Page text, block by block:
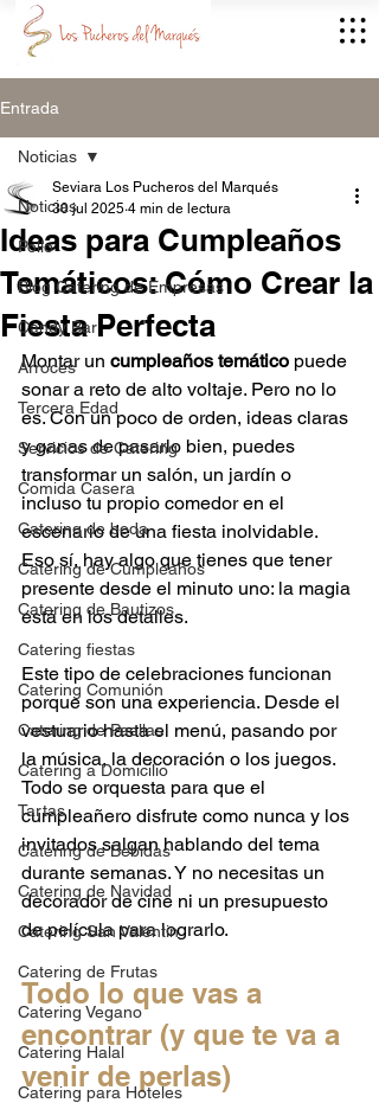
Entrada
Noticias
Pollo
Blog Catering de Empresas
Candy Bar
Arroces
Tercera Edad
Servicios de Catering
Comida Casera
Catering de boda
Catering de Cumpleaños
Catering de Bautizos
Catering fiestas
Catering Comunión
Catering de Paellas
Catering a Domicilio
Tartas
Catering de Bebidas
Catering de Navidad
Catering San Valentin
Catering de Frutas
Catering Vegano
Catering Halal
Catering para Hoteles
Noticias
Ideas para Cumpleaños
Temáticos: Cómo Crear la
Fiesta Perfecta
Seviara Los Pucheros del Marqués
30 jul 2025 4 min de lectura
Montar un cumpleaños temático puede
sonar a reto de alto voltaje. Pero no lo
es. Con un poco de orden, ideas claras
y ganas de pasarlo bien, puedes
transformar un salón, un jardín o
incluso tu propio comedor en el
escenario de una fiesta inolvidable.
Eso sí, hay algo que tienes que tener
presente desde el minuto uno: la magia
está en los detalles.
Este tipo de celebraciones funcionan
porque son una experiencia. Desde el
vestuario hasta el menú, pasando por
la música, la decoración o los juegos.
Todo se orquesta para que el
cumpleañero disfrute como nunca y los
invitados salgan hablando del tema
durante semanas. Y no necesitas un
decorador de cine ni un presupuesto
de película para lograrlo.
Todo lo que vas a
encontrar (y que te va a
venir de perlas)